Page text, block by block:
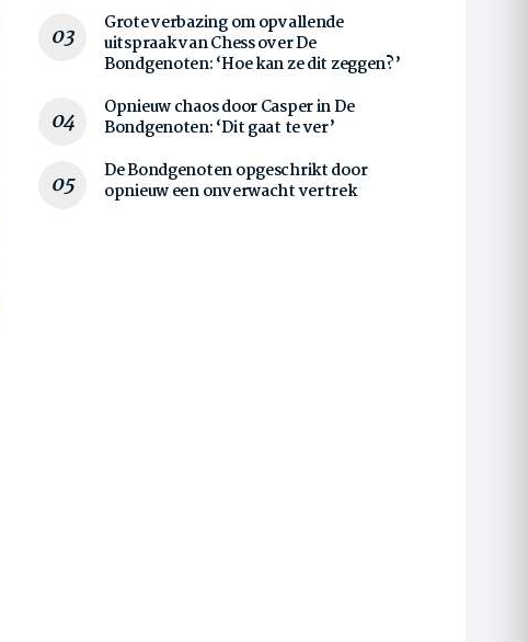
Grote verbazing om opvallende
uitspraak van Chess over De
Bondgenoten: ‘Hoe kan ze dit zeggen?’
Opnieuw chaos door Casper in De
Bondgenoten: ‘Dit gaat te ver’
De Bondgenoten opgeschrikt door
opnieuw een onverwacht vertrek